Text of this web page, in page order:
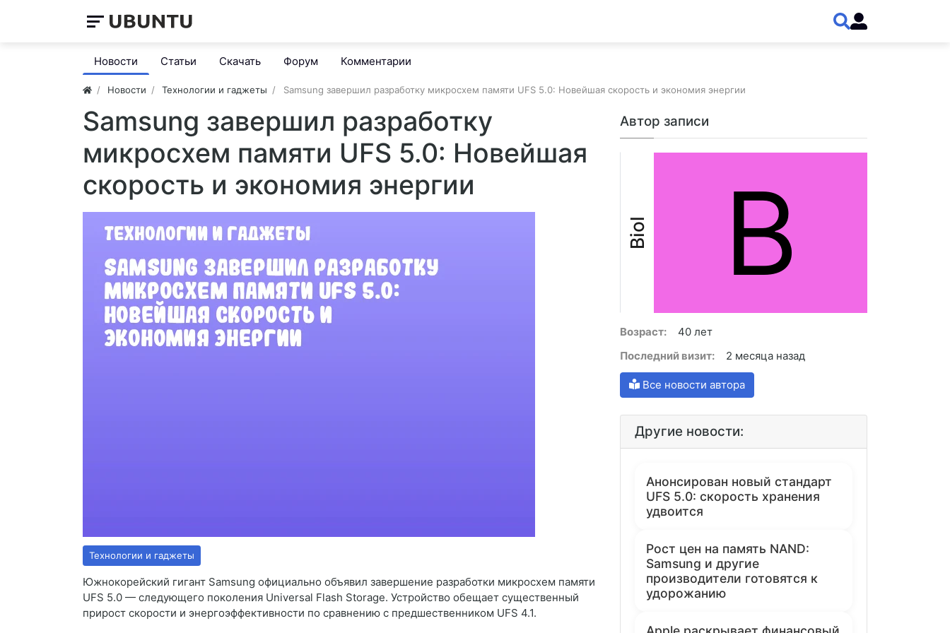
Новости Статьи Скачать Форум Комментарии
Новости Технологии и гаджеты Samsung завершил разработку микросхем памяти UFS 5.0: Новейшая скорость и экономия энергии
Samsung завершил разработку
микросхем памяти UFS 5.0: Новейшая
скорость и экономия энергии
Технологии и гаджеты
Южнокорейский гигант Samsung официально объявил завершение разработки микросхем памяти
UFS 5.0 — следующего поколения Universal Flash Storage. Устройство обещает существенный
прирост скорости и энергоэффективности по сравнению с предшественником UFS 4.1.
Автор записи
Biol B
Возраст:
40 лет
Последний визит:
2 месяца назад
Все новости автора
Другие новости:
Анонсирован новый стандарт
UFS 5.0: скорость хранения
удвоится
Рост цен на память NAND:
Samsung и другие
производители готовятся к
удорожанию